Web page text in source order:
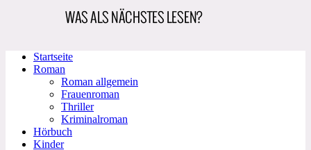
Startseite
Roman
Roman allgemein
Frauenroman
Thriller
Kriminalroman
Hörbuch
Kinder